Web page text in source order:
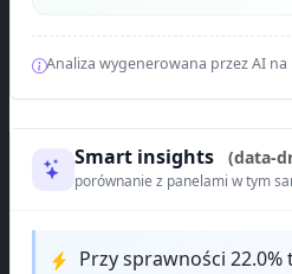
Analiza wygenerowana przez AI
Smart insights (data-
porównanie z panelami w tym
Przy sprawności